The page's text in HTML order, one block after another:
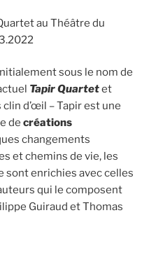
au Théâtre du
sous le nom de
Tapir Quartetet
d’œil – Tapir est une
de créations
changements
et chemins de vie, les
sont enrichies avec celles
qui le composent
Guiraud et Thomas